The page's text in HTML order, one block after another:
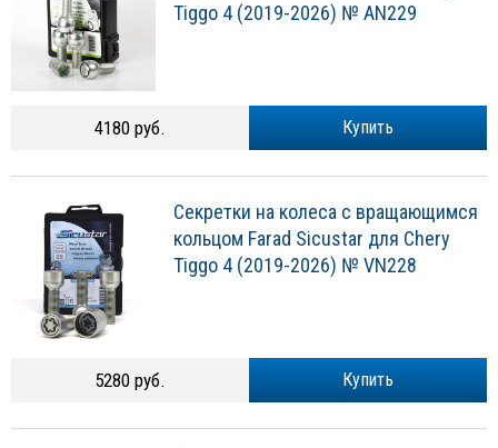
Tiggo 4 (2019-2026) № AN229
Купить
4180 руб.
Секретки на колеса с вращающимся
кольцом Farad Sicustar для Chery
Tiggo 4 (2019-2026) № VN228
Купить
5280 руб.